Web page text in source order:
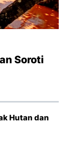
Soroti
Hutan dan